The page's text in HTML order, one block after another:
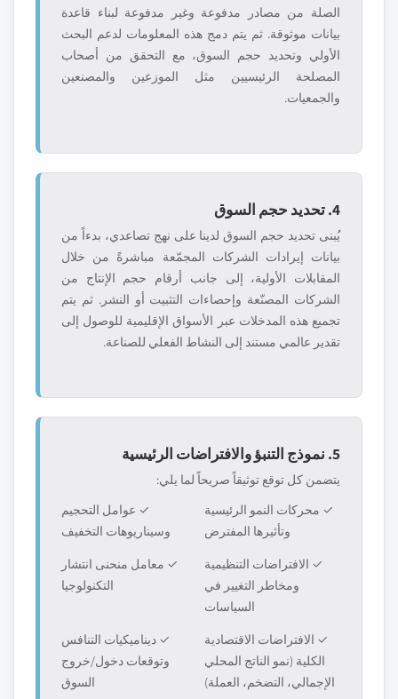
الصلة من مصادر مدفوعة وغير مدفوعة لبناء قاعدة
بيانات موثوقة. ثم يتم دمج هذه المعلومات لدعم البحث
الأولي وتحديد حجم السوق، مع التحقق من أصحاب
المصلحة الرئيسيين مثل الموزعين والمصنعين
والجمعيات.
4. تحديد حجم السوق
يُبنى تحديد حجم السوق لدينا على نهج تصاعدي، بدءاً من
بيانات إيرادات الشركات المجمّعة مباشرةً من خلال
المقابلات الأولية، إلى جانب أرقام حجم الإنتاج من
الشركات المصنّعة وإحصاءات التثبيت أو النشر. ثم يتم
تجميع هذه المدخلات عبر الأسواق الإقليمية للوصول إلى
تقدير عالمي مستند إلى النشاط الفعلي للصناعة.
5. نموذج التنبؤ والافتراضات الرئيسية
يتضمن كل توقع توثيقاً صريحاً لما يلي:
✓ محركات النمو الرئيسية
وتأثيرها المفترض
✓ عوامل التحجيم
وسيناريوهات التخفيف
✓ الافتراضات التنظيمية
ومخاطر التغيير في
السياسات
✓ معامل منحنى انتشار
التكنولوجيا
✓ الافتراضات الاقتصادية
الكلية (نمو الناتج المحلي
الإجمالي، التضخم، العملة)
✓ ديناميكيات التنافس
وتوقعات دخول/خروج
السوق